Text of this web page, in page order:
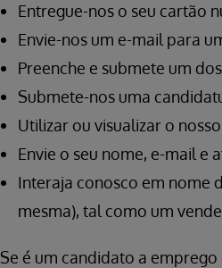
Entregue-nos o seu cartão
Envie-nos um e-mail para
Preenche e submete um
Submete-nos uma
Utilizar ou visualizar o
Envie o seu nome, e-mail e
Interaja conosco em nome
mesma), tal como um
Se é um candidato a